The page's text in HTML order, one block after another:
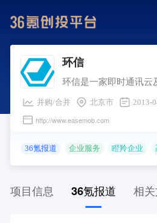
环信
并购/合并 北京市 2013-
http://www.easemob.com
36氪报道 企业服务 瞪羚企业
项目信息 36氪报道 相